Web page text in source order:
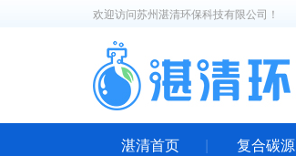
欢迎访问苏州湛清环保科技有限公司！
湛清首页 复合碳源